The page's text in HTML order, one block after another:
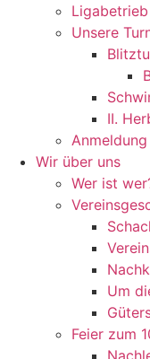
Ligabetrieb
Unsere
II.
Wir über uns
Wer ist
Um
Feier zum